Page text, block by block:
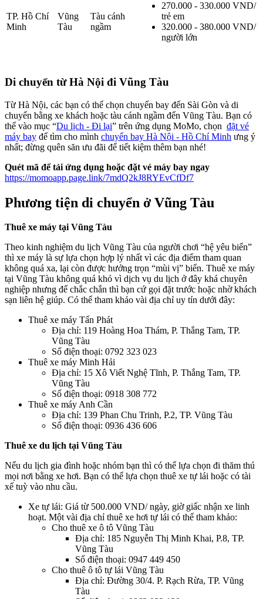
TP. Hồ Chí
Minh
Vũng
Tàu
Tàu cánh
ngầm
270.000 - 330.000 VND/
trẻ em
320.000 - 380.000 VND/
người lớn
Di chuyển từ Hà Nội đi Vũng Tàu
Từ Hà Nội, các bạn có thể chọn chuyến bay đến Sài Gòn và di
chuyển bằng xe khách hoặc tàu cánh ngầm đến Vũng Tàu. Bạn có
thể vào mục “Du lịch - Đi lại” trên ứng dụng MoMo, chọn đặt vé
máy bay để tìm cho mình chuyến bay Hà Nội - Hồ Chí Minh ưng ý
nhất; đừng quên săn ưu đãi để tiết kiệm thêm bạn nhé!
Quét mã để tải ứng dụng hoặc đặt vé máy bay ngay
https://momoapp.page.link/7mdQ2kJ8RYEvCfDf7
Phương tiện di chuyển ở Vũng Tàu
Thuê xe máy tại Vũng Tàu
Theo kinh nghiệm du lịch Vũng Tàu của người chơi “hệ yêu biển”
thì xe máy là sự lựa chọn hợp lý nhất vì các địa điểm tham quan
không quá xa, lại còn được hưởng trọn “mùi vị” biển. Thuê xe máy
tại Vũng Tàu không quá khó vì dịch vụ du lịch ở đây khá chuyên
nghiệp nhưng để chắc chắn thì bạn cứ gọi đặt trước hoặc nhờ khách
sạn liên hệ giúp. Có thể tham khảo vài địa chỉ uy tín dưới đây:
Thuê xe máy Tấn Phát
Địa chỉ: 119 Hoàng Hoa Thám, P. Thắng Tam, TP.
Vũng Tàu
Số điện thoại: 0792 323 023
Thuê xe máy Minh Hải
Địa chỉ: 15 Xô Viết Nghệ Tĩnh, P. Thắng Tam, TP.
Vũng Tàu
Số điện thoại: 0918 308 772
Thuê xe máy Anh Cần
Địa chỉ: 139 Phan Chu Trinh, P.2, TP. Vũng Tàu
Số điện thoại: 0936 436 606
Thuê xe du lịch tại Vũng Tàu
Nếu du lịch gia đình hoặc nhóm bạn thì có thể lựa chọn đi thăm thú
mọi nơi bằng xe hơi. Bạn có thể lựa chọn thuê xe tự lái hoặc có tài
xế tuỳ vào nhu cầu.
Xe tự lái: Giá từ 500.000 VND/ ngày, giờ giấc nhận xe linh
hoạt. Một vài địa chỉ thuê xe hơi tự lái có thể tham khảo:
Cho thuê xe ô tô Vũng Tàu
Địa chỉ: 185 Nguyễn Thị Minh Khai, P.8, TP.
Vũng Tàu
Số điện thoại: 0947 449 450
Cho thuê ô tô tự lái Vũng Tàu
Địa chỉ: Đường 30/4. P. Rạch Rừa, TP. Vũng
Tàu